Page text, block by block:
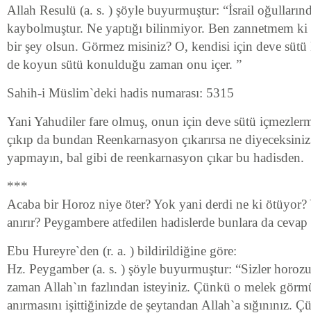
Allah Resulü (a. s. ) şöyle buyurmuştur: “İsrail
kaybolmuştur. Ne yaptığı bilinmiyor. Ben zannetmem ki
bir şey olsun. Görmez misiniz? O, kendisi için deve
de koyun sütü konulduğu zaman onu içer. ”
Sahih-i Müslim`deki hadis numarası: 5315
Yani Yahudiler fare olmuş, onun için deve sütü
çıkıp da bundan Reenkarnasyon çıkarırsa ne
yapmayın, bal gibi de reenkarnasyon çıkar bu hadisden.
***
Acaba bir Horoz niye öter? Yok yani derdi ne ki ötüyor?
anırır? Peygambere atfedilen hadislerde bunlara da
Ebu Hureyre`den (r. a. ) bildirildiğine göre:
Hz. Peygamber (a. s. ) şöyle buyurmuştur: “Sizler
zaman Allah`ın fazlından isteyiniz. Çünkü o melek
anırmasını işittiğinizde de şeytandan Allah`a sığınınız.